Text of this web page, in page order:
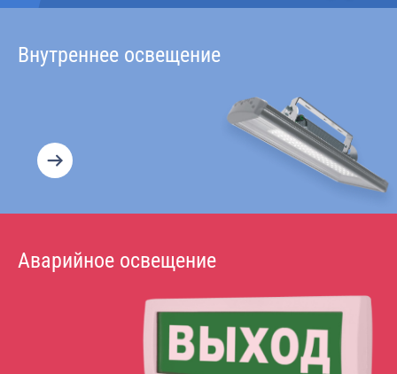
Внутреннее освещение
Аварийное освещение